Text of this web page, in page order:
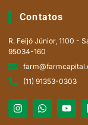
Contatos
R. Feijó Júnior, 1100 -
95034-160
(11) 91353-0303